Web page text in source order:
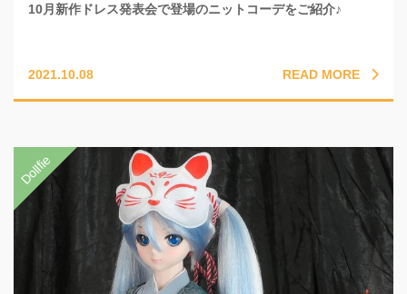
10月新作ドレス発表会で登場のニットコーデをご紹介♪
2021.10.08 READ MORE